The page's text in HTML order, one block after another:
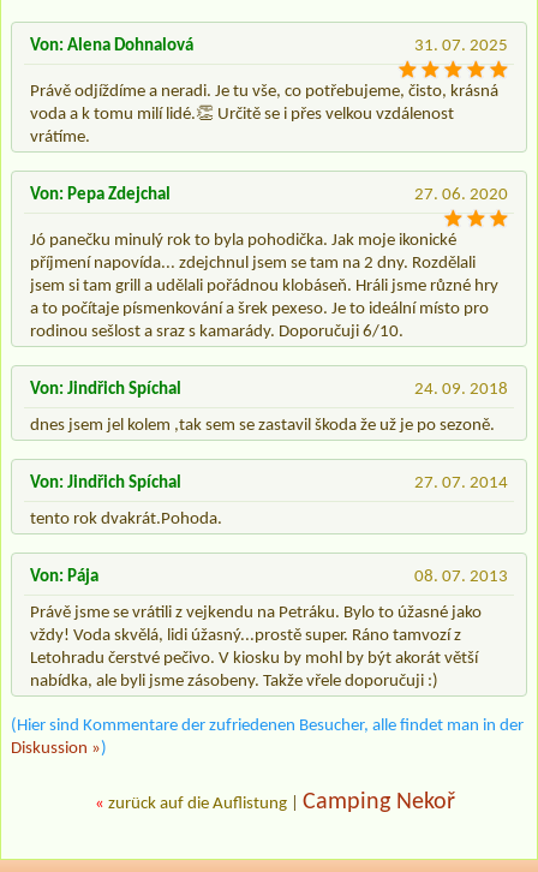
31. 07. 2025
Von: Alena Dohnalová
Právě odjíždíme a neradi. Je tu vše, co potřebujeme, čisto, krásná
voda a k tomu milí lidé.👏 Určitě se i přes velkou vzdálenost
vrátíme.
27. 06. 2020
Von: Pepa Zdejchal
Jó panečku minulý rok to byla pohodička. Jak moje ikonické
příjmení napovída... zdejchnul jsem se tam na 2 dny. Rozdělali
jsem si tam grill a udělali pořádnou klobáseň. Hráli jsme různé hry
a to počítaje písmenkování a šrek pexeso. Je to ideální místo pro
rodinou sešlost a sraz s kamarády. Doporučuji 6/10.
24. 09. 2018
Von: Jindřich Spíchal
dnes jsem jel kolem ,tak sem se zastavil škoda že už je po sezoně.
27. 07. 2014
Von: Jindřich Spíchal
tento rok dvakrát.Pohoda.
08. 07. 2013
Von: Pája
Právě jsme se vrátili z vejkendu na Petráku. Bylo to úžasné jako
vždy! Voda skvělá, lidi úžasný...prostě super. Ráno tamvozí z
Letohradu čerstvé pečivo. V kiosku by mohl by být akorát větší
nabídka, ale byli jsme zásobeny. Takže vřele doporučuji :)
(Hier sind Kommentare der zufriedenen Besucher, alle findet man in der
Diskussion »)
« zurück auf die Auflistung Camping Nekoř